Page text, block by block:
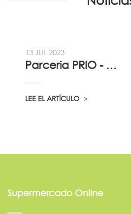
13 JUL 2023
Parceria PRIO - Viadireta - Goodafter...
LEE EL ARTÍCULO
Supermercado Online